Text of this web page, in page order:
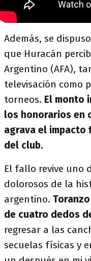
Además, se
que Huracán
Argentino (AFA),
televisación como
torneos. El monto
los honorarios en
agrava el impacto
del club.
El fallo revive uno
dolorosos de la
argentino.
de cuatro dedos
regresar a las
secuelas físicas y